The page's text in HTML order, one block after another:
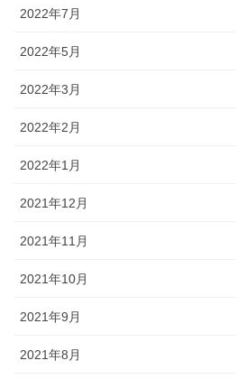
2022年7月
2022年5月
2022年3月
2022年2月
2022年1月
2021年12月
2021年11月
2021年10月
2021年9月
2021年8月